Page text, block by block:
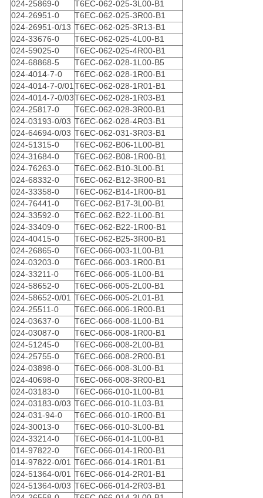
024-25869-0
T6EC-062-025-3L00-B1
024-26951-0
T6EC-062-025-3R00-B1
024-26951-0/13 T6EC-062-025-3R13-B1
024-33676-0
T6EC-062-025-4L00-B1
024-59025-0
T6EC-062-025-4R00-B1
024-68868-5
T6EC-062-028-1L00-B5
024-4014-7-0
T6EC-062-028-1R00-B1
024-4014-7-0/01 T6EC-062-028-1R01-B1
024-4014-7-0/03T6EC-062-028-1R03-B1
024-25817-0
T6EC-062-028-3R00-B1
024-03193-0/03 T6EC-062-028-4R03-B1
024-64694-0/03 T6EC-062-031-3R03-B1
024-51315-0
T6EC-062-B06-1L00-B1
024-31684-0
T6EC-062-B08-1R00-B1
024-76263-0
T6EC-062-B10-3L00-B1
024-68332-0
T6EC-062-B12-3R00-B1
024-33358-0
T6EC-062-B14-1R00-B1
024-76441-0
T6EC-062-B17-3L00-B1
024-33592-0
T6EC-062-B22-1L00-B1
024-33409-0
T6EC-062-B22-1R00-B1
024-40415-0
T6EC-062-B25-3R00-B1
024-26865-0
T6EC-066-003-1L00-B1
024-03203-0
T6EC-066-003-1R00-B1
024-33211-0
T6EC-066-005-1L00-B1
024-58652-0
T6EC-066-005-2L00-B1
024-58652-0/01 T6EC-066-005-2L01-B1
024-25511-0
T6EC-066-006-1R00-B1
024-03637-0
T6EC-066-008-1L00-B1
024-03087-0
T6EC-066-008-1R00-B1
024-51245-0
T6EC-066-008-2L00-B1
024-25755-0
T6EC-066-008-2R00-B1
024-03898-0
T6EC-066-008-3L00-B1
024-40698-0
T6EC-066-008-3R00-B1
024-03183-0
T6EC-066-010-1L00-B1
024-03183-0/03 T6EC-066-010-1L03-B1
024-031-94-0
T6EC-066-010-1R00-B1
024-30013-0
T6EC-066-010-3L00-B1
024-33214-0
T6EC-066-014-1L00-B1
014-97822-0
T6EC-066-014-1R00-B1
014-97822-0/01 T6EC-066-014-1R01-B1
024-51364-0/01 T6EC-066-014-2R01-B1
024-51364-0/03 T6EC-066-014-2R03-B1